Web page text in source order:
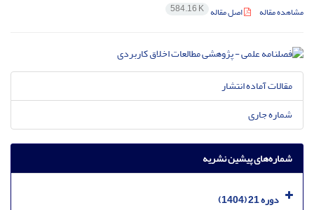
مشاهده مقاله اصل مقاله 584.16 K
مقالات آماده انتشار
شماره جاری
شماره‌های پیشین نشریه
دوره 21 (1404)